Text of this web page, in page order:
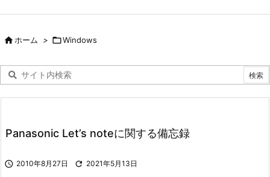


ホーム > Windows
Panasonic Let’s noteに関する備忘録
 2010年8月27日  2021年5月13日